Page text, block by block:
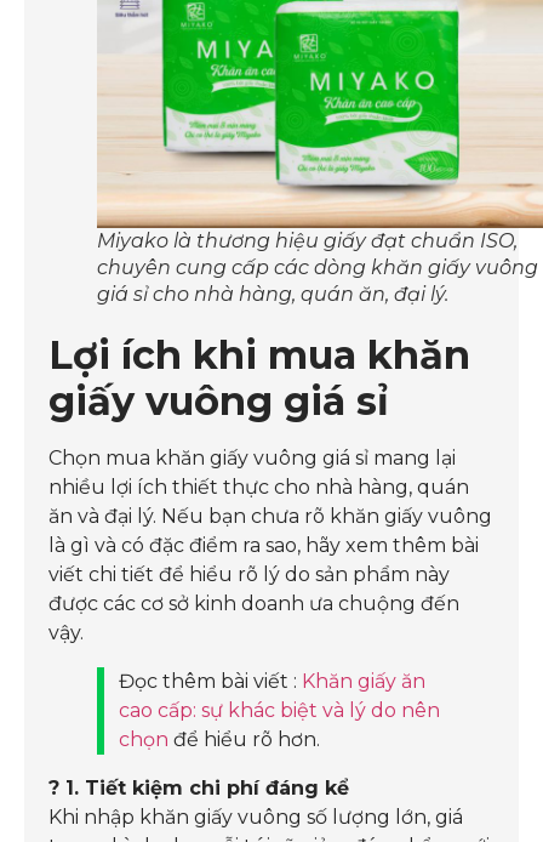
Miyako là thương hiệu giấy đạt chuẩn ISO,
chuyên cung cấp các dòng khăn giấy vuông
giá sỉ cho nhà hàng, quán ăn, đại lý.
Lợi ích khi mua khăn
giấy vuông giá sỉ
Chọn mua khăn giấy vuông giá sỉ mang lại
nhiều lợi ích thiết thực cho nhà hàng, quán
ăn và đại lý. Nếu bạn chưa rõ khăn giấy vuông
là gì và có đặc điểm ra sao, hãy xem thêm bài
viết chi tiết để hiểu rõ lý do sản phẩm này
được các cơ sở kinh doanh ưa chuộng đến
vậy.
Đọc thêm bài viết : Khăn giấy ăn
cao cấp: sự khác biệt và lý do nên
chọn để hiểu rõ hơn.
? 1. Tiết kiệm chi phí đáng kể
Khi nhập khăn giấy vuông số lượng lớn, giá